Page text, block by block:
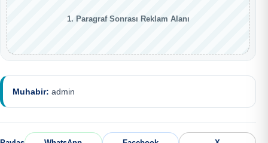
1. Paragraf Sonrası Reklam Alanı
Muhabir: admin